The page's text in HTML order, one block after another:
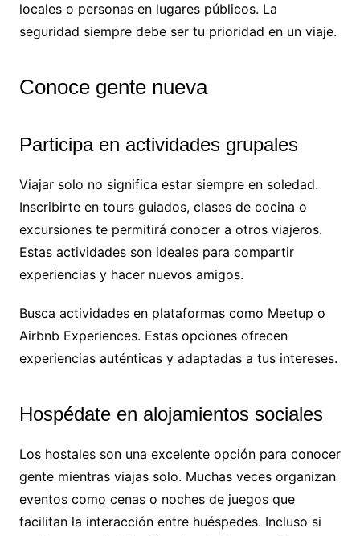
locales o personas en lugares públicos. La
seguridad siempre debe ser tu prioridad en un viaje.
Conoce gente nueva
Participa en actividades grupales
Viajar solo no significa estar siempre en soledad.
Inscribirte en tours guiados, clases de cocina o
excursiones te permitirá conocer a otros viajeros.
Estas actividades son ideales para compartir
experiencias y hacer nuevos amigos.
Busca actividades en plataformas como Meetup o
Airbnb Experiences. Estas opciones ofrecen
experiencias auténticas y adaptadas a tus intereses.
Hospédate en alojamientos sociales
Los hostales son una excelente opción para conocer
gente mientras viajas solo. Muchas veces organizan
eventos como cenas o noches de juegos que
facilitan la interacción entre huéspedes. Incluso si